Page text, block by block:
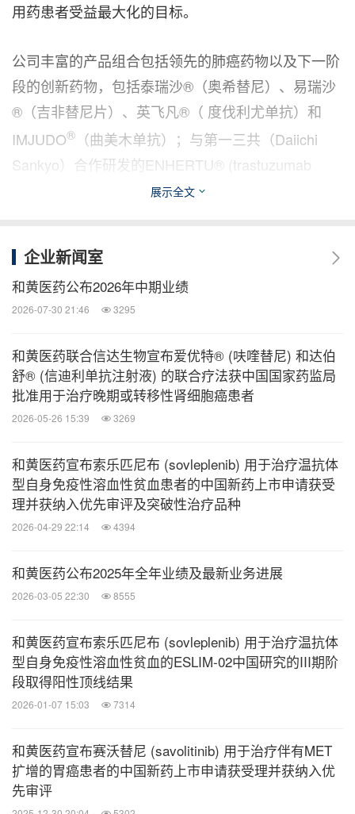
用药患者受益最大化的目标。
公司丰富的产品组合包括领先的肺癌药物以及下一阶
段的创新药物，包括泰瑞沙®（奥希替尼）、易瑞沙
®（吉非替尼片）、英飞凡®（ 度伐利尤单抗）和
IMJUDO® （曲美木单抗）；与第一三共（Daiichi
Sankyo）合作研发的ENHERTU® (trastuzumab
deruxtecan) 和datopotamab deruxtecan；与和黄医
阿斯利康是Lung Ambition Alliance的创始成员，该全
球性联盟致力于加快创新步伐，并为肺癌患者提供包
关于阿斯利康肿瘤领域的研究
元化的肿瘤治疗方案，以科学探索肿瘤领域的复杂
性，发现、研发并向患者提供改变生命的药物。
断的创新，阿斯利康已经建立了行业领先的多元化的
产品组合和管线，持续推动医疗实践变革，改变患者
阿斯利康以期重新定义癌症治疗并在未来攻克癌症。
关于阿斯利康
阿斯利康（LSE/STO/Nasdaq: AZN）是一家科学至
上的全球性生物制药企业，专注于研发、生产及营销
展示全文
企业新闻室
和黄医药公布2026年中期业绩
2026-07-30 21:46 3295
和黄医药联合信达生物宣布爱优特® (呋喹替尼) 和达伯
舒® (信迪利单抗注射液) 的联合疗法获中国国家药监局
批准用于治疗晚期或转移性肾细胞癌患者
2026-05-26 15:39 3269
和黄医药宣布索乐匹尼布 (sovleplenib) 用于治疗温抗体
型自身免疫性溶血性贫血患者的中国新药上市申请获受
理并获纳入优先审评及突破性治疗品种
2026-04-29 22:14 4394
和黄医药公布2025年全年业绩及最新业务进展
2026-03-05 22:30 8555
和黄医药宣布索乐匹尼布 (sovleplenib) 用于治疗温抗体
型自身免疫性溶血性贫血的ESLIM-02中国研究的III期阶
段取得阳性顶线结果
2026-01-07 15:03 7314
和黄医药宣布赛沃替尼 (savolitinib) 用于治疗伴有MET
扩增的胃癌患者的中国新药上市申请获受理并获纳入优
先审评